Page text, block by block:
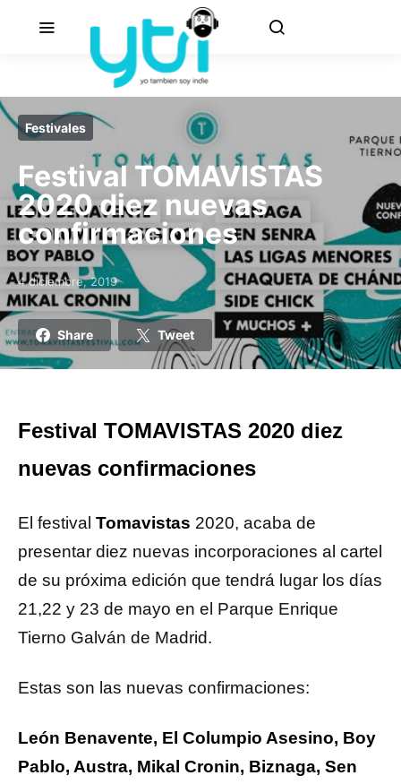
Festivales
Festival TOMAVISTAS
2020 diez nuevas
confirmaciones
Posted on
4 diciembre, 2019
Share Tweet
Festival TOMAVISTAS 2020 diez
nuevas confirmaciones
El festival Tomavistas 2020, acaba de
presentar diez nuevas incorporaciones al cartel
de su próxima edición que tendrá lugar los días
21,22 y 23 de mayo en el Parque Enrique
Tierno Galván de Madrid.
Estas son las nuevas confirmaciones:
León Benavente, El Columpio Asesino, Boy
Pablo, Austra, Mikal Cronin, Biznaga, Sen